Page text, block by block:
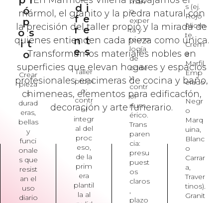
mármol, el granito y la piedra natural con
la precisión del taller propio y la mirada de
quienes entienden cada pieza como única.
Transformamos materiales nobles en
superficies que elevan hogares y espacios
profesionales: encimeras de cocina y baño,
chimeneas, elementos para edificación,
decoración y arte funerario.
ó
p
os
it
o
Crear
pieza
s
durad
eras,
bellas
y
funci
onale
s que
resist
an el
uso
diario
di
fe
re
nt
es
Taller
propi
o:
contr
ol
integr
al del
proc
eso,
de la
prim
era
plantil
la al
o
exper
ta y
tecno
logía
de
corte
y
contr
ol
num
érico.
Trans
paren
cia:
presu
puest
os
claros
,
plazo
s (ej.
Rojo
Alican
te,
Crem
a
Marfil,
Emp
erado
r,
Negr
o
Marq
uina,
Blanc
o
Carrar
a,
Traver
tinos).
Granit